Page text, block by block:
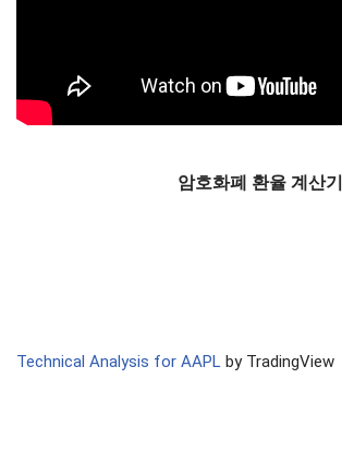
암호화폐 환율 계산기
Technical Analysis for AAPL by TradingView